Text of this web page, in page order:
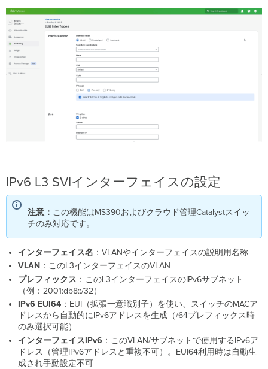
IPv6 L3 SVIインターフェイスの設定
注意： この機能はMS390およびクラウド管理Catalystスイッ
チのみ対応です。
インターフェイス名 ：VLANやインターフェイスの説明用名称
VLAN：このL3インターフェイスのVLAN
プレフィックス ：このL3インターフェイスのIPv6サブネット
（例：2001:db8::/32）
IPv6 EUI64：EUI（拡張一意識別子）を使い、スイッチのMACア
ドレスから自動的にIPv6アドレスを生成（/64プレフィックス時
のみ選択可能）
インターフェイスIPv6 ：このVLAN/サブネットで使用するIPv6ア
ドレス（管理IPv6アドレスと重複不可）。EUI64利用時は自動生
成され手動設定不可